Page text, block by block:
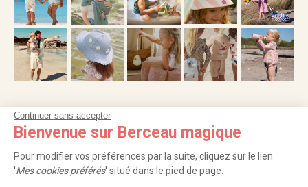
Continuer sans accepter
Bienvenue sur Berceau magique
Pour modifier vos préférences par la suite, cliquez sur le lien
'Mes cookies préférés' situé dans le pied de page.
NOS SERVICES
À PROPOS